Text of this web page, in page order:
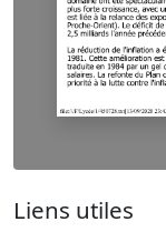
Liens utiles